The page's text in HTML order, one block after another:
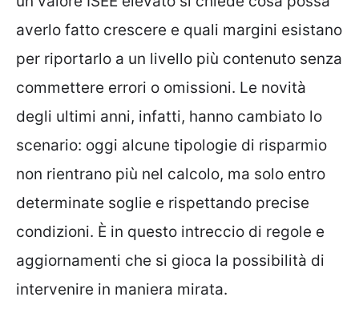
averlo fatto crescere e quali margini esistano
per riportarlo a un livello più contenuto senza
commettere errori o omissioni. Le novità
degli ultimi anni, infatti, hanno cambiato lo
scenario: oggi alcune tipologie di risparmio
non rientrano più nel calcolo, ma solo entro
determinate soglie e rispettando precise
condizioni. È in questo intreccio di regole e
aggiornamenti che si gioca la possibilità di
intervenire in maniera mirata.